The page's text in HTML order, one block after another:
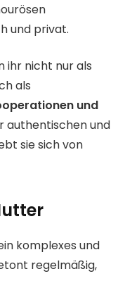
und privat.
ihr nicht nur als
als
und
authentischen und
sie sich von
komplexes und
regelmäßig,